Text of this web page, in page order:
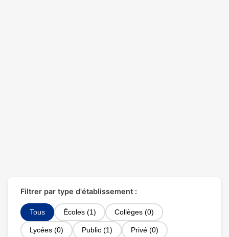
Filtrer par type d'établissement :
Tous Écoles (1) Collèges (0)
Lycées (0) Public (1) Privé (0)